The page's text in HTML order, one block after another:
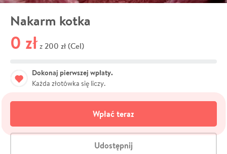
Nakarm kotka
0 zł z 200 zł (Cel)
Dokonaj pierwszej wpłaty.
Każda złotówka się liczy.
Wpłać teraz
Udostępnij